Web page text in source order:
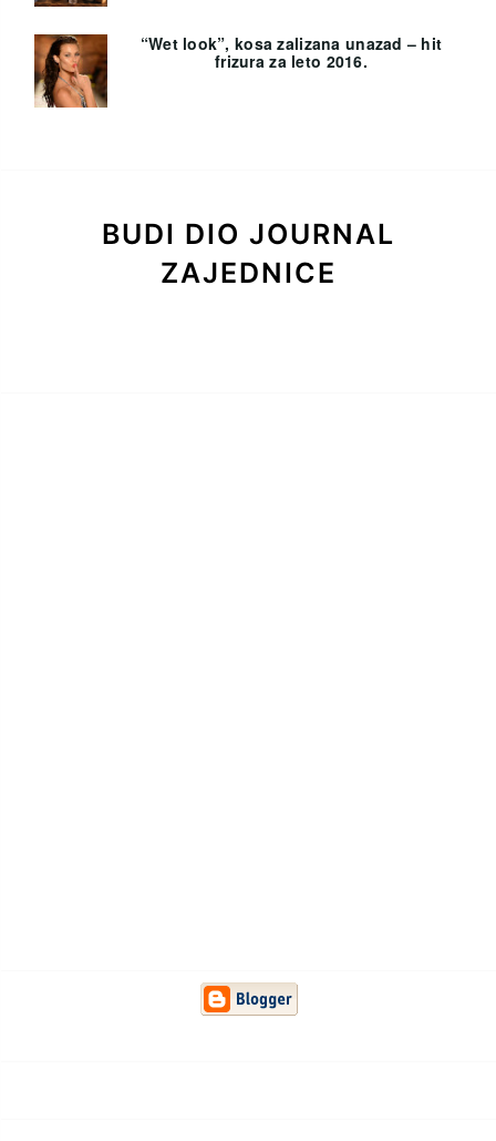
“Wet look”, kosa zalizana unazad – hit
frizura za leto 2016.
BUDI DIO JOURNAL
ZAJEDNICE